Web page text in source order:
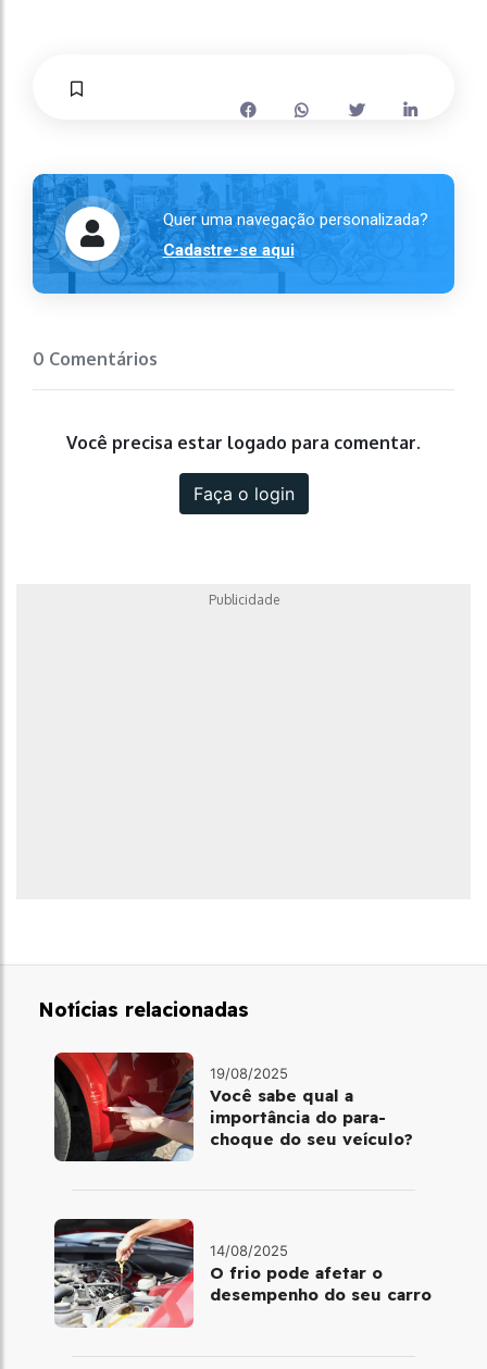
Quer uma navegação personalizada?
Cadastre-se aqui
0 Comentários
Você precisa estar logado para comentar.
Faça o login
Publicidade
Notícias relacionadas
19/08/2025
Você sabe qual a
importância do para-
choque do seu veículo?
14/08/2025
O frio pode afetar o
desempenho do seu carro